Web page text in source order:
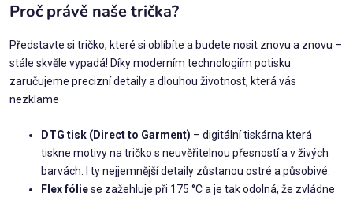
Proč právě naše trička?
Představte si tričko, které si oblíbíte a budete nosit znovu a znovu –
stále skvěle vypadá! Díky moderním technologiím potisku
zaručujeme precizní detaily a dlouhou životnost, která vás
nezklame
DTG tisk (Direct to Garment) – digitální tiskárna která
tiskne motivy na tričko s neuvěřitelnou přesností a v živých
barvách. I ty nejjemnější detaily zůstanou ostré a působivé.
Flex fóliese zažehluje při 175 °C a je tak odolná, že zvládne